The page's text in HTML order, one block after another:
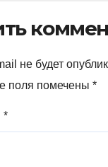
не будет
поля помечены *
*